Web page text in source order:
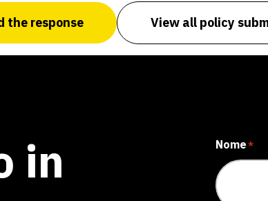
the response View all policy
in
Nome*